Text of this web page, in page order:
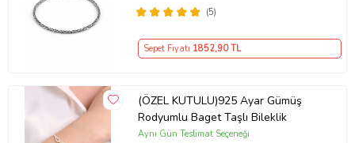
(5)
Sepet Fiyatı 1852,90 TL
(ÖZEL KUTULU)925 Ayar Gümüş
Rodyumlu Baget Taşlı Bileklik
Aynı Gün Teslimat Seçeneği